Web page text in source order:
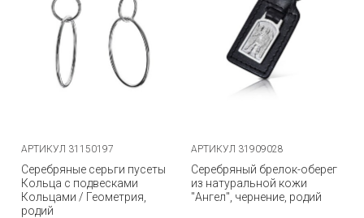
АРТИКУЛ 31150197
Серебряные серьги пусеты
Кольца с подвесками
Кольцами / Геометрия,
родий
АРТИКУЛ 31909028
Серебряный брелок-оберег
из натуральной кожи
"Ангел", чернение, родий